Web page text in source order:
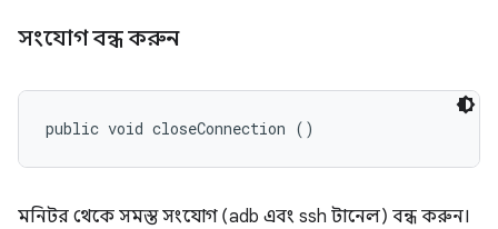
সংযোগ বন্ধ করুন
public void closeConnection ()
মনিটর থেকে সমস্ত সংযোগ (adb এবং ssh টানেল) বন্ধ করুন।